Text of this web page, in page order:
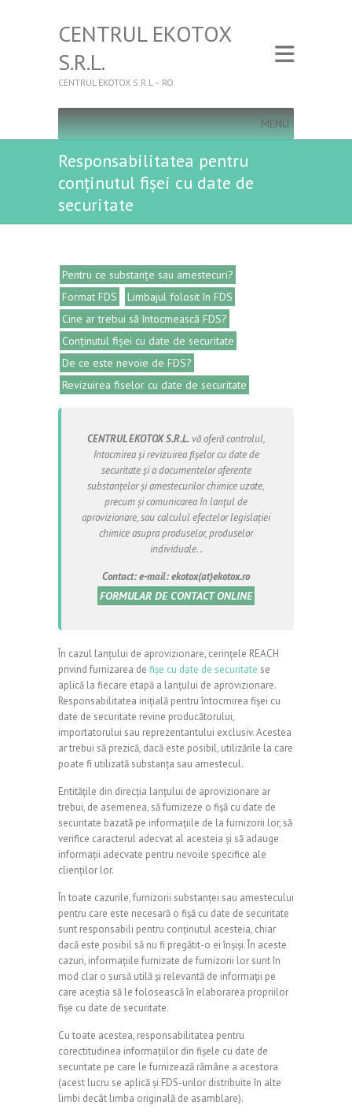
CENTRUL EKOTOX
S.R.L.
CENTRUL EKOTOX S.R.L – RO
MENU
Responsabilitatea pentru
conținutul fișei cu date de
securitate
Pentru ce substanțe sau amestecuri?
Format FDS
Limbajul folosit în FDS
Cine ar trebui să întocmească FDS?
Conținutul fișei cu date de securitate
De ce este nevoie de FDS?
Revizuirea fiselor cu date de securitate
CENTRUL EKOTOX S.R.L. vă oferă controlul,
întocmirea și revizuirea fișelor cu date de
securitate și a documentelor aferente
substanțelor și amestecurilor chimice uzate,
precum și comunicarea în lanțul de
aprovizionare, sau calculul efectelor legislației
chimice asupra produselor, produselor
individuale. .
Contact: e-mail: ekotox(at)ekotox.ro
FORMULAR DE CONTACT ONLINE
În cazul lanțului de aprovizionare, cerințele REACH
privind furnizarea de fișe cu date de securitate se
aplică la fiecare etapă a lanțului de aprovizionare.
Responsabilitatea inițială pentru întocmirea fișei cu
date de securitate revine producătorului,
importatorului sau reprezentantului exclusiv. Acestea
ar trebui să prezică, dacă este posibil, utilizările la care
poate fi utilizată substanța sau amestecul.
Entitățile din direcția lanțului de aprovizionare ar
trebui, de asemenea, să furnizeze o fișă cu date de
securitate bazată pe informațiile de la furnizorii lor, să
verifice caracterul adecvat al acesteia și să adauge
informații adecvate pentru nevoile specifice ale
clienților lor.
În toate cazurile, furnizorii substanței sau amestecului
pentru care este necesară o fișă cu date de securitate
sunt responsabili pentru conținutul acesteia, chiar
dacă este posibil să nu fi pregătit-o ei înșiși. În aceste
cazuri, informațiile furnizate de furnizorii lor sunt în
mod clar o sursă utilă și relevantă de informații pe
care aceștia să le folosească în elaborarea propriilor
fișe cu date de securitate.
Cu toate acestea, responsabilitatea pentru
corectitudinea informațiilor din fișele cu date de
securitate pe care le furnizează rămâne a acestora
(acest lucru se aplică și FDS-urilor distribuite în alte
limbi decât limba originală de asamblare).